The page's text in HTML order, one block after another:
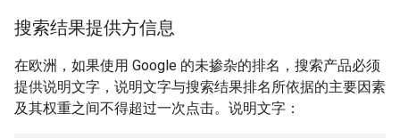
搜索结果提供方信息
在欧洲，如果使用 Google 的未掺杂的排名，搜索产品必须
提供说明文字，说明文字与搜索结果排名所依据的主要因素
及其权重之间不得超过一次点击。说明文字：